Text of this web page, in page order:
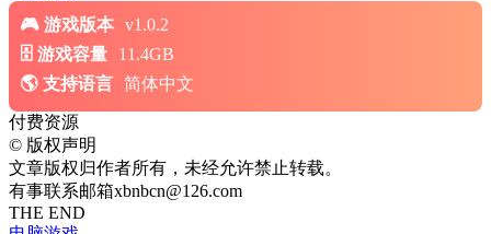
游戏版本 v1.0.2
游戏容量
11.4GB
支持语言 简体中文
付费资源
© 版权声明
文章版权归作者所有，未经允许禁止转载。
有事联系邮箱xbnbcn@126.com
THE END